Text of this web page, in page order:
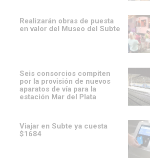
Realizarán obras de puesta
en valor del Museo del Subte
Seis consorcios compiten
por la provisión de nuevos
aparatos de vía para la
estación Mar del Plata
Viajar en Subte ya cuesta
$1684